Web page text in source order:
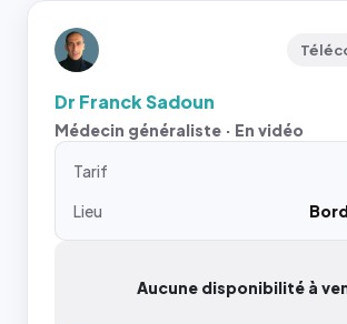
Dr Franck Sadoun
Médecin généraliste · En vidéo
Tarif
Lieu
Aucune disponibilité à